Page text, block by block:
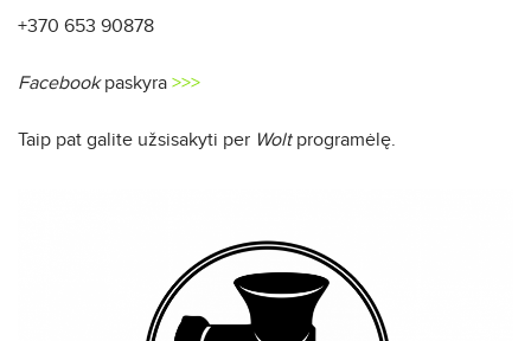
+370 653 90878
Facebookpaskyra >>>
Taip pat galite užsisakyti per Wolt programėlę.